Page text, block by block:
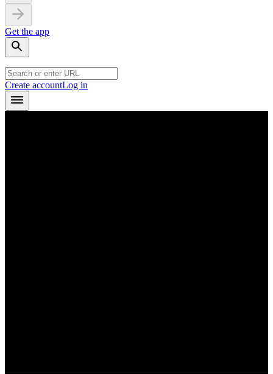
Get the app
Create accountLog in